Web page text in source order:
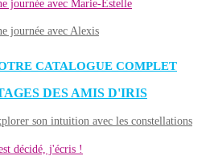
journée avec Marie-Estelle
journée avec Alexis
CATALOGUE COMPLET
DES AMIS D'IRIS
son intuition avec les constellations
décidé, j'écris !